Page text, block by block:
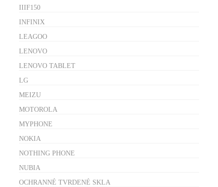
IIIF150
INFINIX
LEAGOO
LENOVO
LENOVO TABLET
LG
MEIZU
MOTOROLA
MYPHONE
NOKIA
NOTHING PHONE
NUBIA
OCHRANNÉ TVRDENÉ SKLA